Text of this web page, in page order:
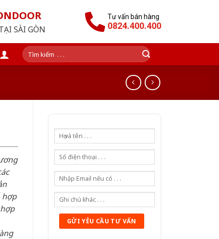
SÀI GÒN
Tư vấn bán hàng
0824.400.400
Tìm
kiếm:
hợp